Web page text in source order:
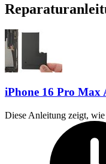
iPhone 16 Pro Max
Diese Anleitung zeigt,